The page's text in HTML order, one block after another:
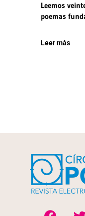
Leemos
poemas
Leer más